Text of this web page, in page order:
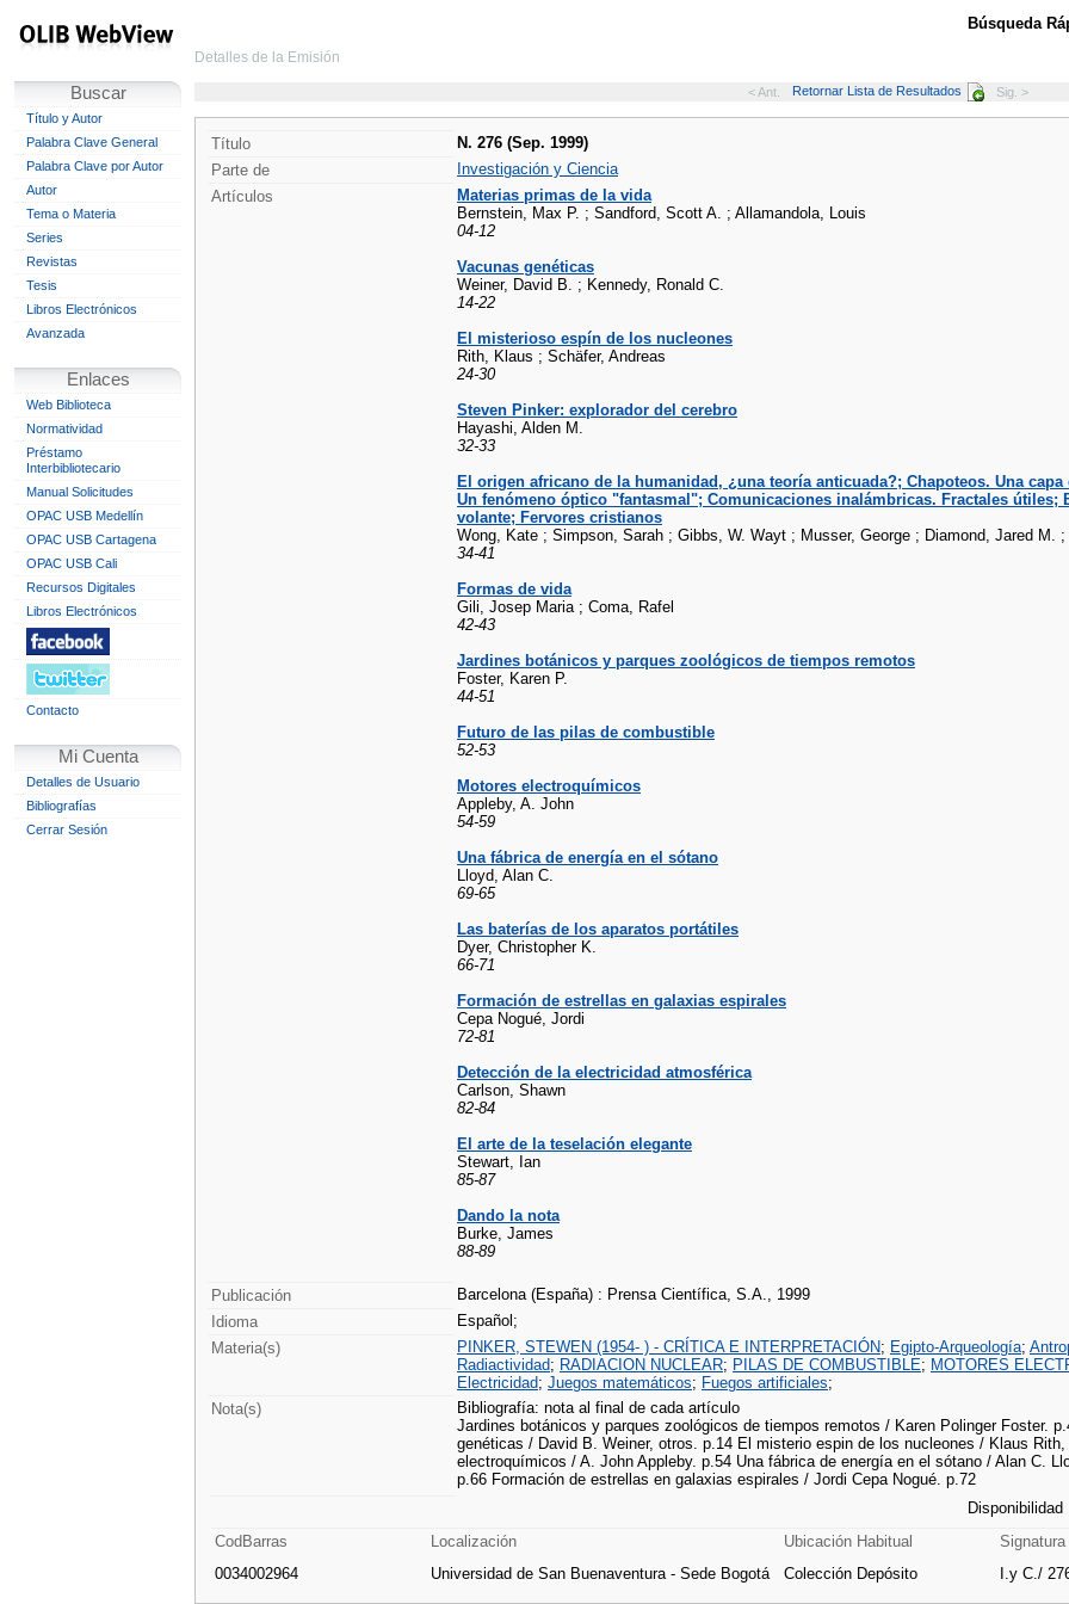
Buscar
Título y Autor
Palabra Clave General
Palabra Clave por Autor
Autor
Tema o Materia
Series
Revistas
Tesis
Libros Electrónicos
Avanzada
Enlaces
Web Biblioteca
Normatividad
Préstamo
Interbibliotecario
Manual Solicitudes
OPAC USB Medellín
OPAC USB Cartagena
OPAC USB Cali
Recursos Digitales
Libros Electrónicos
Contacto
Mi Cuenta
Detalles de Usuario
Bibliografías
Cerrar Sesión
Búsqueda
Detalles de la Emisión
< Ant. Retornar Lista de Resultados Sig. >
Título N. 276 (Sep. 1999)
Parte de
Investigación y Ciencia
Artículos
Materias primas de la vida
Bernstein, Max P. ; Sandford, Scott A. ; Allamandola, Louis
04-12
Vacunas genéticas
Weiner, David B. ; Kennedy, Ronald C.
14-22
El misterioso espín de los nucleones
Rith, Klaus ; Schäfer, Andreas
24-30
Steven Pinker: explorador del cerebro
Hayashi, Alden M.
32-33
El origen africano de la humanidad, ¿una teoría anticuada?; Chapoteos. Una
Un fenómeno óptico "fantasmal"; Comunicaciones inalámbricas. Fractales
volante; Fervores cristianos
Wong, Kate ; Simpson, Sarah ; Gibbs, W. Wayt ; Musser, George ; Diamond, Jared M.
34-41
Formas de vida
Gili, Josep Maria ; Coma, Rafel
42-43
Jardines botánicos y parques zoológicos de tiempos remotos
Foster, Karen P.
44-51
Futuro de las pilas de combustible
52-53
Motores electroquímicos
Appleby, A. John
54-59
Una fábrica de energía en el sótano
Lloyd, Alan C.
69-65
Las baterías de los aparatos portátiles
Dyer, Christopher K.
66-71
Formación de estrellas en galaxias espirales
Cepa Nogué, Jordi
72-81
Detección de la electricidad atmosférica
Carlson, Shawn
82-84
El arte de la teselación elegante
Stewart, Ian
85-87
Dando la nota
Burke, James
88-89
Publicación
Barcelona (España) : Prensa Científica, S.A., 1999
Idioma
Español;
Materia(s)
PINKER, STEWEN (1954- ) - CRÍTICA E INTERPRETACIÓN; Egipto-Arqueología;
Radiactividad; RADIACION NUCLEAR; PILAS DE COMBUSTIBLE; MOTORES
Electricidad; Juegos matemáticos; Fuegos artificiales;
Nota(s)
Bibliografía: nota al final de cada artículo
Jardines botánicos y parques zoológicos de tiempos remotos / Karen Polinger Foster.
genéticas / David B. Weiner, otros. p.14 El misterio espin de los nucleones / Klaus
electroquímicos / A. John Appleby. p.54 Una fábrica de energía en el sótano / Alan C.
p.66 Formación de estrellas en galaxias espirales / Jordi Cepa Nogué. p.72
Disponibilidad
CodBarras
Localización Ubicación Habitual Signatura
0034002964
Universidad de San Buenaventura - Sede Bogotá Colección Depósito I.y C./